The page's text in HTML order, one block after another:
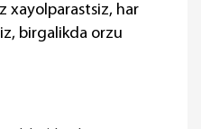
xayolparastsiz, har
birgalikda orzu